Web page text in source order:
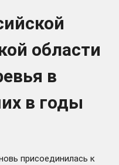
области
в
в годы
присоединилась к